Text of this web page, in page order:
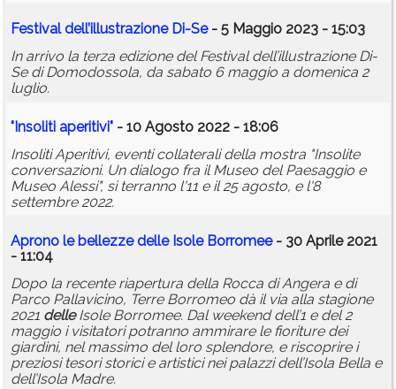
Festival dell’illustrazione Di-Se- 5 Maggio 2023 - 15:03
In arrivo la terza edizione del Festival dell’illustrazione Di-
Se di Domodossola, da sabato 6 maggio a domenica 2
luglio.
"Insoliti aperitivi" - 10 Agosto 2022 - 18:06
Insoliti Aperitivi, eventi collaterali della mostra "Insolite
conversazioni. Un dialogo fra il Museo del Paesaggio e
Museo Alessi", si terranno l'11 e il 25 agosto, e l'8
settembre 2022.
Aprono le bellezzedelleIsole Borromee- 30 Aprile 2021
- 11:04
Dopo la recente riapertura della Rocca di Angera e di
Parco Pallavicino, Terre Borromeo dà il via alla stagione
2021 delleIsole Borromee. Dal weekend dell’1 e del 2
maggio i visitatori potranno ammirare le fioriture dei
giardini, nel massimo del loro splendore, e riscoprire i
preziosi tesori storici e artistici nei palazzi dell’Isola Bella e
dell’Isola Madre.